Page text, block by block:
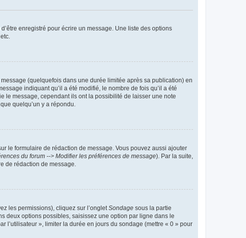
enregistré pour écrire un message. Une liste des options
(quelquefois dans une durée limitée après sa publication) en
indiquant qu’il a été modifié, le nombre de fois qu’il a été
le message, cependant ils ont la possibilité de laisser une note
quelqu’un y a répondu.
le formulaire de rédaction de message. Vous pouvez aussi ajouter
du forum --> Modifier les préférences de message). Par la suite,
de rédaction de message.
les permissions), cliquez sur l’onglet Sondage sous la partie
deux options possibles, saisissez une option par ligne dans le
l’utilisateur », limiter la durée en jours du sondage (mettre « 0 » pour